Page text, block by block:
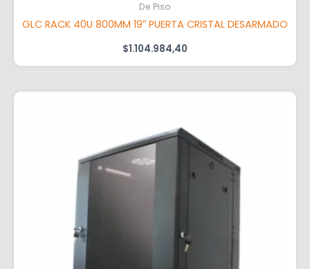
De Piso
GLC RACK 40U 800MM 19″ PUERTA CRISTAL DESARMADO
$1.104.984,40